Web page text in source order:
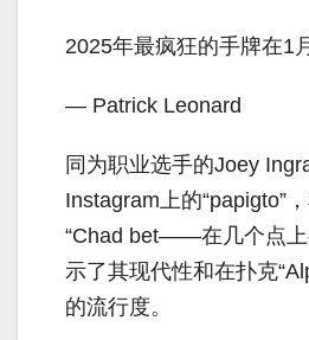
2025年最疯狂的手牌在1
— Patrick Leonard
同为职业选手的Joey
Instagram上的“papigto”
“Chad bet——在几个点上
示了其现代性和在扑克
的流行度。